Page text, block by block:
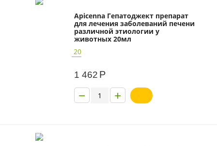
Apicenna Гепатоджект препарат
для лечения заболеваний печени
различной этиологии у
животных 20мл
20
1 462 Р
+
−